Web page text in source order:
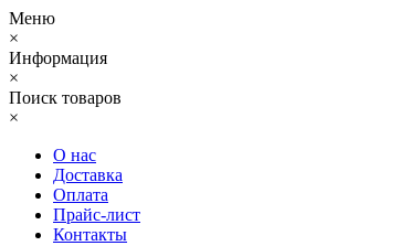
Меню
×
Информация
×
Поиск товаров
×
О нас
Доставка
Оплата
Прайс-лист
Контакты